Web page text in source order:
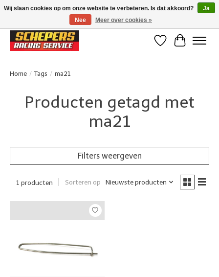
Klanten beoordelen ons met een 4,8/5 op Google reviews
Verlanglijst
Home / Tags / ma21
Producten getagd met
ma21
Filters weergeven
1 producten Sorteren op Nieuwste producten
Wij slaan cookies op om onze website te verbeteren. Is dat akkoord?
Ja
Nee
Meer over cookies »